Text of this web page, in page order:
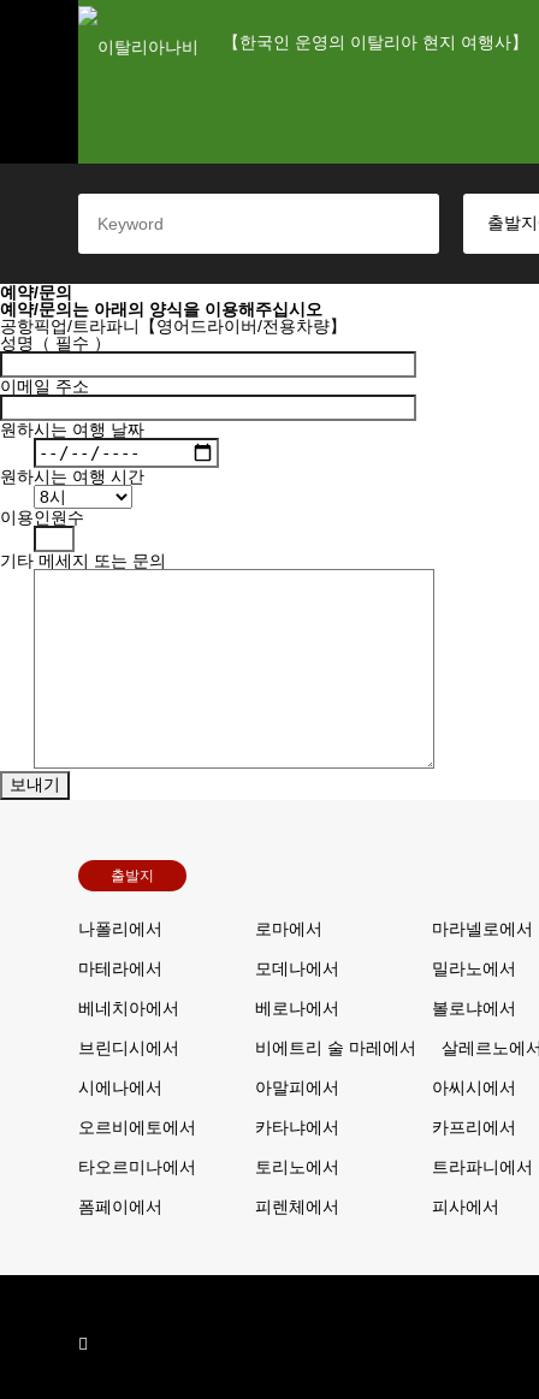
【한국인 운영의 이탈리아 현지 여행사】
예약/문의
예약/문의는 아래의 양식을 이용해주십시오
공항픽업/트라파니【영어드라이버/전용차량】
성명（ 필수 ）
이메일 주소
원하시는 여행 날짜
원하시는 여행 시간
이용인원수
기타 메세지 또는 문의
출발지
나폴리에서 로마에서 마라넬로에서
마테라에서 모데나에서 밀라노에서
베네치아에서 베로나에서 볼로냐에서
브린디시에서 비에트리 술 마레에서 살레르노에
시에나에서 아말피에서 아씨시에서
오르비에토에서 카타냐에서 카프리에서
타오르미나에서 토리노에서 트라파니에서
폼페이에서 피렌체에서 피사에서